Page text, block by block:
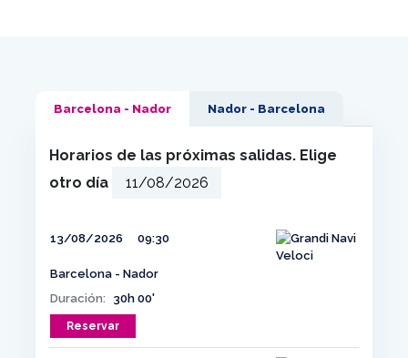
Barcelona - Nador Nador - Barcelona
Horarios de las próximas salidas. Elige
otro día
13/08/2026 09:30
Barcelona - Nador
Duración:
30h 00'
Reservar